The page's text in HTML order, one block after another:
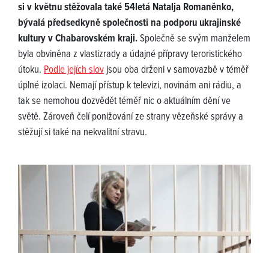
si v květnu stěžovala také 54letá Natalja Romaněnko,
bývalá předsedkyně společnosti na podporu ukrajinské
kultury v Chabarovském kraji.Společně se svým manželem
byla obviněna z vlastizrady a údajné přípravy teroristického
útoku. Podle jejích slovjsou oba drženi v samovazbě v téměř
úplné izolaci. Nemají přístup k televizi, novinám ani rádiu, a
tak se nemohou dozvědět téměř nic o aktuálním dění ve
světě. Zároveň čelí ponižování ze strany vězeňské správy a
stěžují si také na nekvalitní stravu.